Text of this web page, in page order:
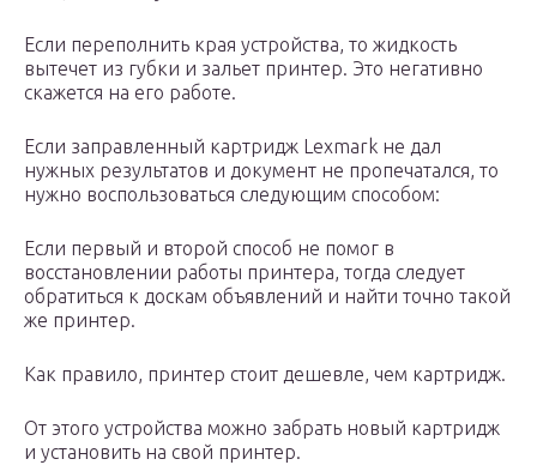
Если переполнить края устройства, то жидкость
вытечет из губки и зальет принтер. Это негативно
скажется на его работе.
Если заправленный картридж Lexmark не дал
нужных результатов и документ не пропечатался, то
нужно воспользоваться следующим способом:
Если первый и второй способ не помог в
восстановлении работы принтера, тогда следует
обратиться к доскам объявлений и найти точно такой
же принтер.
Как правило, принтер стоит дешевле, чем картридж.
От этого устройства можно забрать новый картридж
и установить на свой принтер.